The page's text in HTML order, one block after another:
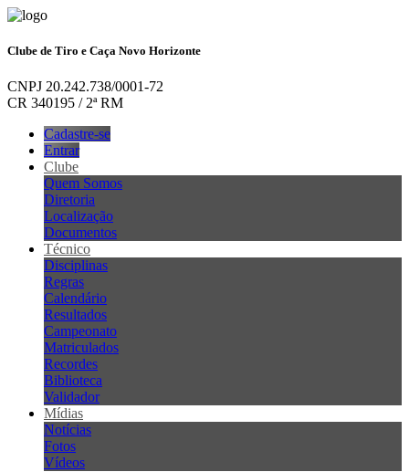
Clube de Tiro e Caça Novo Horizonte
CNPJ 20.242.738/0001-72
CR 340195 / 2ª RM
Cadastre-se
Entrar
Clube
Quem Somos
Diretoria
Localização
Documentos
Técnico
Disciplinas
Regras
Calendário
Resultados
Campeonato
Matriculados
Recordes
Biblioteca
Validador
Mídias
Notícias
Fotos
Vídeos